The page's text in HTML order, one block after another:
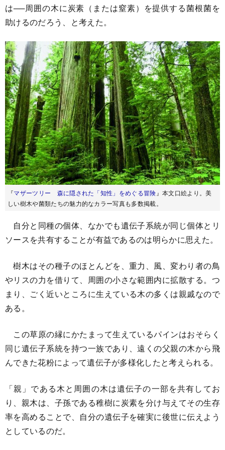
は──周囲の木に炭素（または窒素）を提供する菌根菌を
助けるのだろう、と考えた。
『マザーツリー 森に隠された「知性」をめぐる冒険 』本文口絵より。美
しい樹木や菌類たちの魅力的なカラー写真も多数掲載。
自分と同種の個体、なかでも遺伝子系統が同じ個体とリ
ソースを共有することが有益であるのは明らかに思えた。
樹木はその種子のほとんどを、重力、風、変わり者の鳥
やリスの力を借りて、周囲の小さな範囲内に拡散する。つ
まり、ごく近いところに生えている木の多くは親戚なので
ある。
この草原の縁にかたまって生えているパインはおそらく
同じ遺伝子系統を持つ一族であり、遠くの父親の木から飛
んできた花粉によって遺伝子が多様化したと考えられる。
「親」である木と周囲の木は遺伝子の一部を共有してお
り、親木は、子孫である稚樹に炭素を分け与えてその生存
率を高めることで、自分の遺伝子を確実に後世に伝えよう
としているのだ。